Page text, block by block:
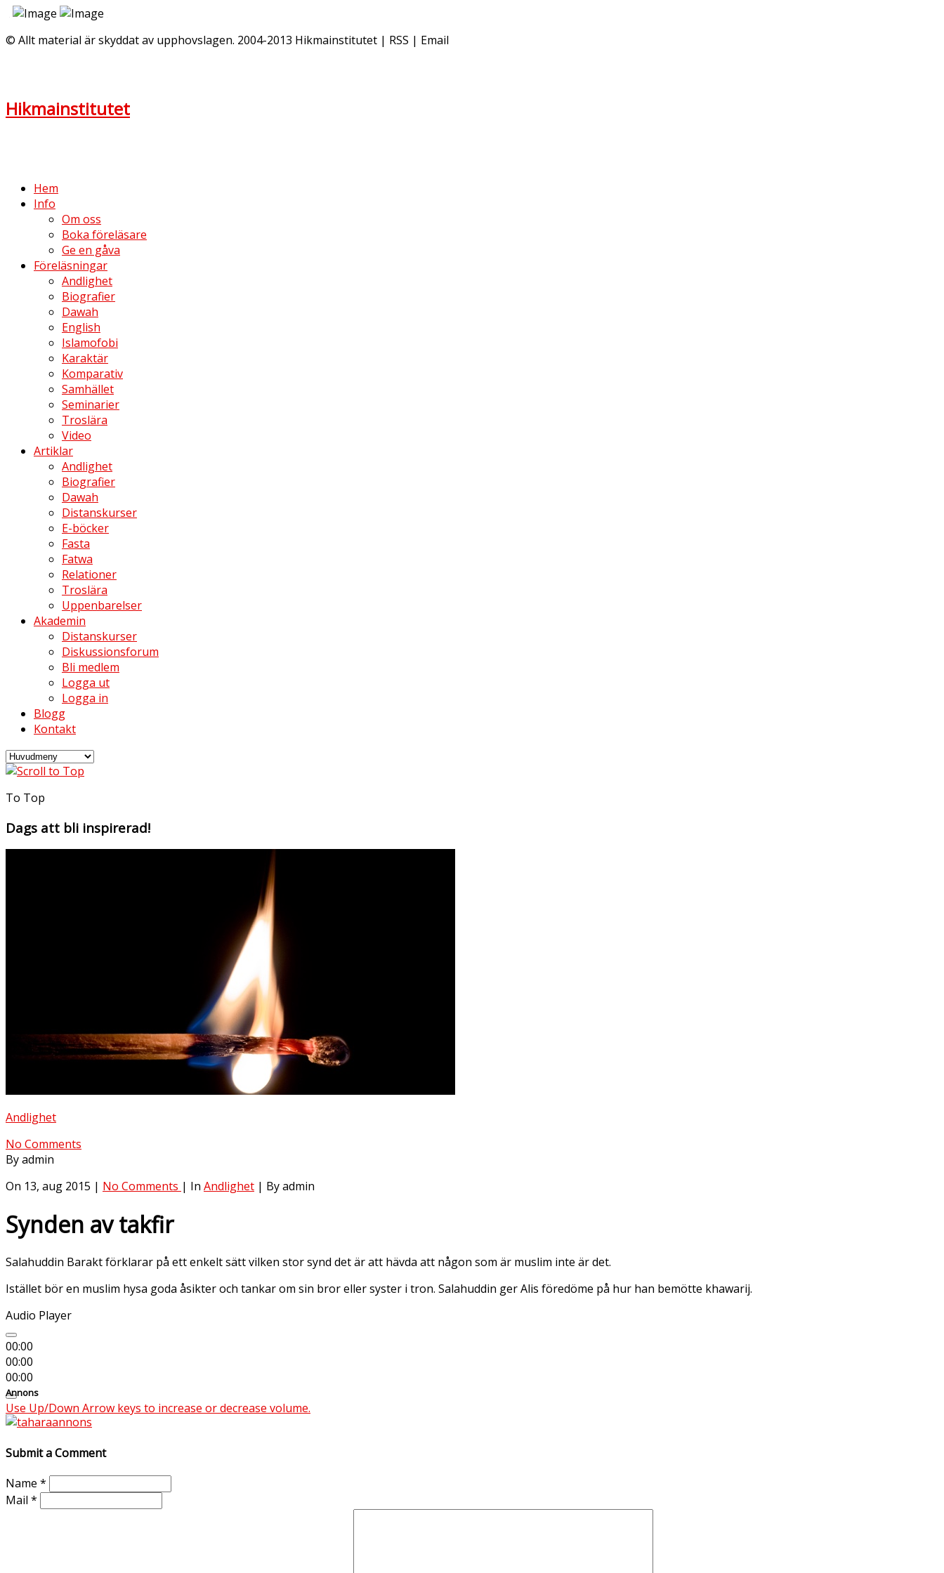
© Allt material är skyddat av upphovslagen. 2004-2013 Hikmainstitutet | RSS | Email
Hikmainstitutet
Hem
Info
Om oss
Boka föreläsare
Ge en gåva
Föreläsningar
Andlighet
Biografier
Dawah
English
Islamofobi
Karaktär
Komparativ
Samhället
Seminarier
Troslära
Video
Artiklar
Andlighet
Biografier
Dawah
Distanskurser
E-böcker
Fasta
Fatwa
Relationer
Troslära
Uppenbarelser
Akademin
Distanskurser
Diskussionsforum
Bli medlem
Logga ut
Logga in
Blogg
Kontakt
To Top
Dags att bli inspirerad!
Andlighet
No Comments
By admin
On 13, aug 2015 | No Comments | In Andlighet | By admin
Synden av takfir
Salahuddin Barakt förklarar på ett enkelt sätt vilken stor synd det är att hävda att någon som är muslim inte är det.
Istället bör en muslim hysa goda åsikter och tankar om sin bror eller syster i tron. Salahuddin ger Alis föredöme på hur han bemötte khawarij.
Audio Player
00:00
00:00
00:00
Use Up/Down Arrow keys to increase or decrease volume.
Annons
Submit a Comment
Name *
Mail *